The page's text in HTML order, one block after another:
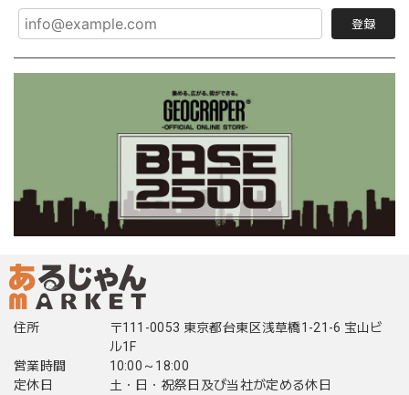
登録
住所
〒111-0053 東京都台東区浅草橋1-21-6 宝山ビ
ル1F
営業時間
10:00～18:00
定休日
土・日・祝祭日及び当社が定める休日